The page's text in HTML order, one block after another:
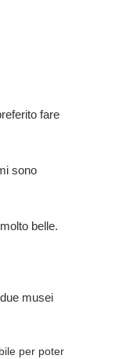
fare
sono
belle.
musei
per poter